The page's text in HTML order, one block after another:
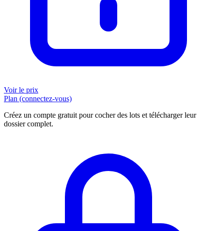
Voir le prix
Plan (connectez-vous)
Créez un compte gratuit pour cocher des lots et télécharger leur
dossier complet.